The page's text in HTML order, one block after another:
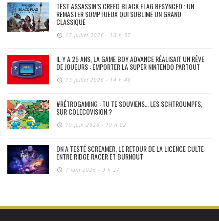
TEST ASSASSIN’S CREED BLACK FLAG RESYNCED : UN
REMASTER SOMPTUEUX QUI SUBLIME UN GRAND
CLASSIQUE
17 juillet 2026 - 10 h 37
IL Y A 25 ANS, LA GAME BOY ADVANCE RÉALISAIT UN RÊVE
DE JOUEURS : EMPORTER LA SUPER NINTENDO PARTOUT
13 juillet 2026 - 14 h 48
#RÉTROGAMING : TU TE SOUVIENS… LES SCHTROUMPFS,
SUR COLECOVISION ?
19 juin 2026 - 19 h 02
ON A TESTÉ SCREAMER, LE RETOUR DE LA LICENCE CULTE
ENTRE RIDGE RACER ET BURNOUT
7 juin 2026 - 9 h 27